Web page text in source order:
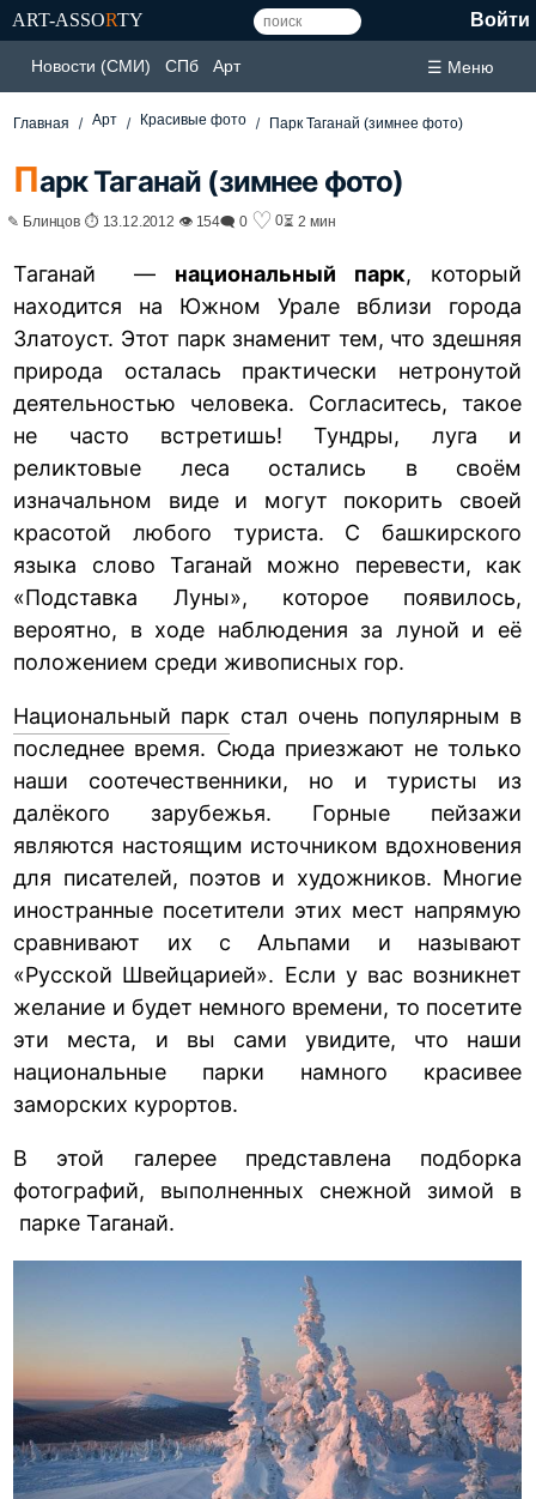
ART-ASSORTY Войти
Новости (СМИ) СПб Арт ☰ Меню
Главная Арт Красивые фото Парк Таганай (зимнее фото)
Парк Таганай (зимнее фото)
✎ Блинцов ⏱ 13.12.2012 👁 154🗨 0 ♡ 0⏳ 2 мин
Таганай — национальный парк, который
находится на Южном Урале вблизи города
Златоуст. Этот парк знаменит тем, что здешняя
природа осталась практически нетронутой
деятельностью человека. Согласитесь, такое
не часто встретишь! Тундры, луга и
реликтовые леса остались в своём
изначальном виде и могут покорить своей
красотой любого туриста. С башкирского
языка слово Таганай можно перевести, как
«Подставка Луны», которое появилось,
вероятно, в ходе наблюдения за луной и её
положением среди живописных гор.
Национальный парк стал очень популярным в
последнее время. Сюда приезжают не только
наши соотечественники, но и туристы из
далёкого зарубежья. Горные пейзажи
являются настоящим источником вдохновения
для писателей, поэтов и художников. Многие
иностранные посетители этих мест напрямую
сравнивают их с Альпами и называют
«Русской Швейцарией». Если у вас возникнет
желание и будет немного времени, то посетите
эти места, и вы сами увидите, что наши
национальные парки намного красивее
заморских курортов.
В этой галерее представлена подборка
фотографий, выполненных снежной зимой в
парке Таганай.